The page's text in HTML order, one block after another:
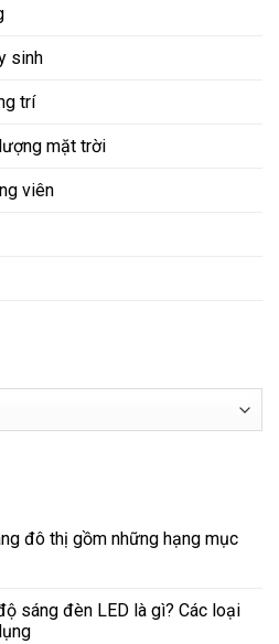
sinh
trí
mặt trời
viên
đô thị gồm những hạng mục
sáng đèn LED là gì? Các loại